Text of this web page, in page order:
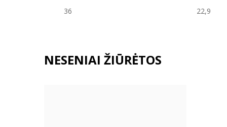
36 22,9
NESENIAI ŽIŪRĖTOS